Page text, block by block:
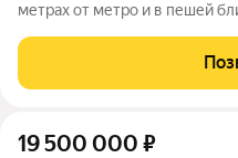
метрах от метро и в пешей
автомобилей, продается 3-
62.60 м. без отделки. Квартира
19 500 000 ₽